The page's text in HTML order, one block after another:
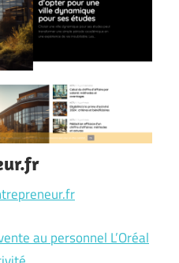
au personnel L’Oréal